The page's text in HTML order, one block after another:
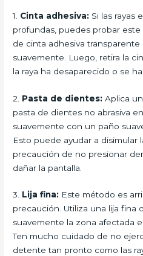
1. Cinta adhesiva: Si las rayas
profundas, puedes probar
de cinta adhesiva transparente
suavemente. Luego, retira la
la raya ha desaparecido o se
2. Pasta de dientes: Aplica
pasta de dientes no abrasiva
suavemente con un paño
Esto puede ayudar a disimular
precaución de no presionar
dañar la pantalla.
3. Lija fina: Este método es
precaución. Utiliza una lija fina
suavemente la zona afectada
Ten mucho cuidado de no
detente tan pronto como las